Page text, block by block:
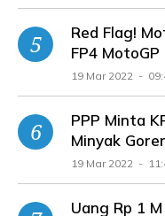
Red Flag!
FP4
19 Mar 2022 -
PPP Minta
Minyak
19 Mar 2022 -
Uang Rp 1